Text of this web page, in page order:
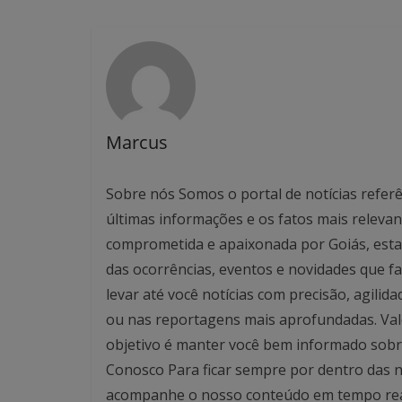
Marcus
Sobre nós Somos o portal de notícias
últimas informações e os fatos mais
comprometida e apaixonada por Goiás,
das ocorrências, eventos e novidades que
levar até você notícias com precisão,
ou nas reportagens mais aprofundadas.
objetivo é manter você bem informado
Conosco Para ficar sempre por dentro das
acompanhe o nosso conteúdo em tempo